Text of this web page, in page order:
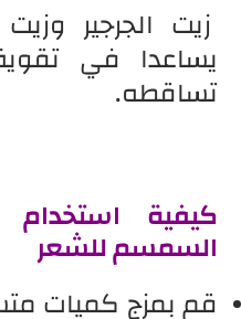
زيت الجرجير
يساعدا في
تساقطه.
كيفية استخدام
السمسم للشعر
قم بمزج كميات